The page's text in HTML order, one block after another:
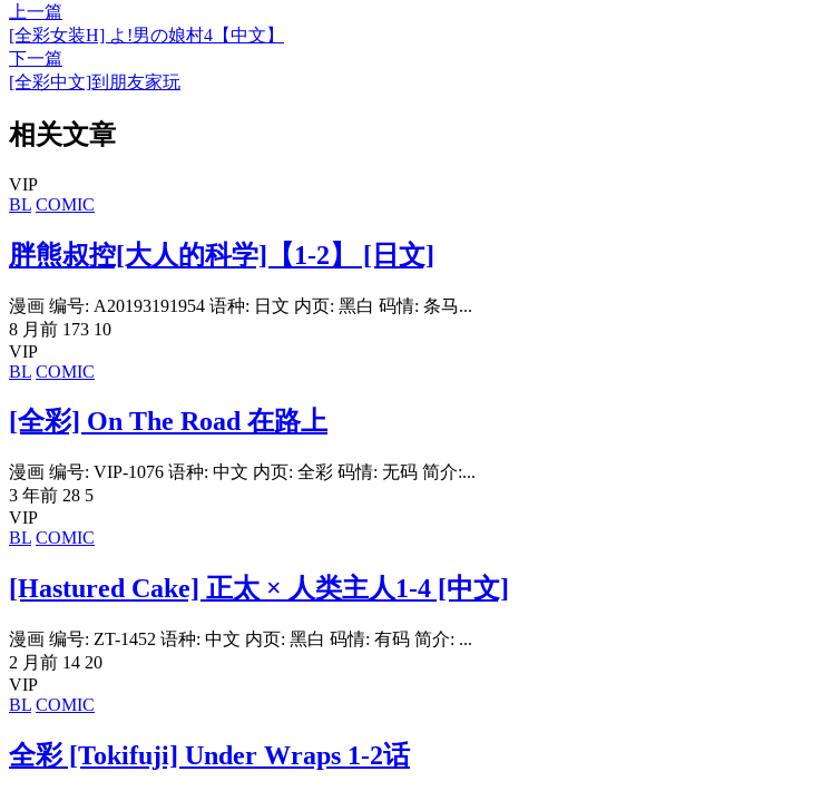
上一篇
[全彩女装H] よ!男の娘村4【中文】
下一篇
[全彩中文]到朋友家玩
相关文章
VIP
BL COMIC
胖熊叔控[大人的科学]【1-2】 [日文]
漫画 编号: A20193191954 语种: 日文 内页: 黑白 码情: 条马...
8 月前 173 10
VIP
BL COMIC
[全彩] On The Road 在路上
漫画 编号: VIP-1076 语种: 中文 内页: 全彩 码情: 无码 简介:...
3 年前 28 5
VIP
BL COMIC
[Hastured Cake] 正太 × 人类主人1-4 [中文]
漫画 编号: ZT-1452 语种: 中文 内页: 黑白 码情: 有码 简介: ...
2 月前 14 20
VIP
BL COMIC
全彩 [Tokifuji] Under Wraps 1-2话